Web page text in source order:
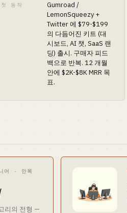
첫 동작
Gumroad /
LemonSqueezy +
Twitter 에 $79-$199
의 다듬어진 키트 (대
시보드, AI 챗, SaaS 랜
딩) 출시. 구매자 피드
백으로 반복. 12 개월
안에 $2K-$8K MRR 목
표.
어 · 안목
리의 전형 —